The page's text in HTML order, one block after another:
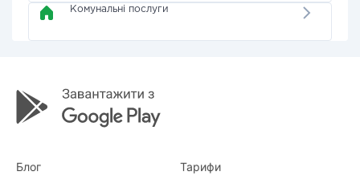
Комунальні послуги
Блог Тарифи